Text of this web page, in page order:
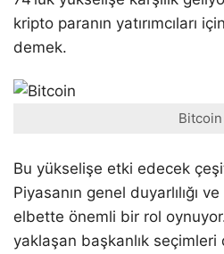
kripto paranın yatırımcıları
demek.
Bitcoin
Bu yükselişe etki edecek
Piyasanın genel duyarlılığı
elbette önemli bir rol oynuyor.
yaklaşan başkanlık seçimleri